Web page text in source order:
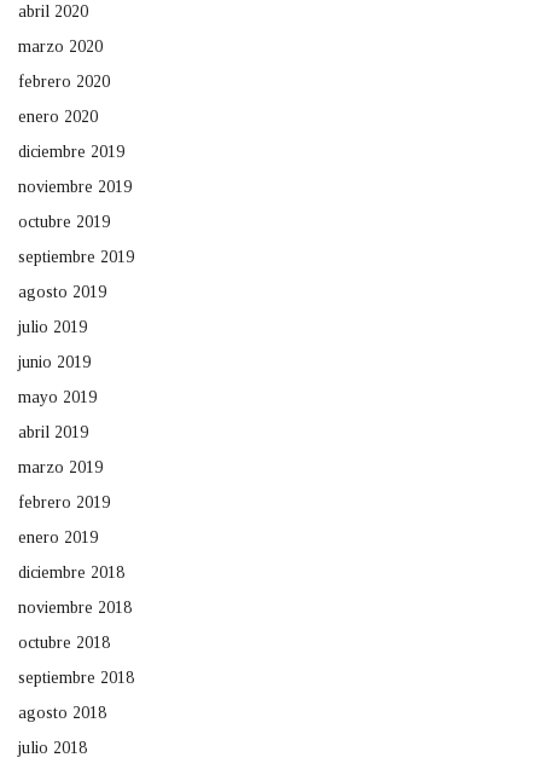
abril 2020
marzo 2020
febrero 2020
enero 2020
diciembre 2019
noviembre 2019
octubre 2019
septiembre 2019
agosto 2019
julio 2019
junio 2019
mayo 2019
abril 2019
marzo 2019
febrero 2019
enero 2019
diciembre 2018
noviembre 2018
octubre 2018
septiembre 2018
agosto 2018
julio 2018